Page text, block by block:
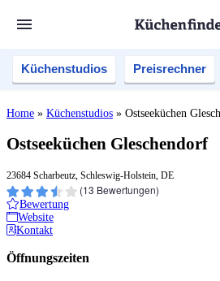
Küchenstudios Preisrechner
Home » Küchenstudios » Ostseeküchen
Ostseeküchen Gleschendorf
23684 Scharbeutz, Schleswig-Holstein, DE
(13 Bewertungen)
Bewertung
Website
Kontakt
Öffnungszeiten